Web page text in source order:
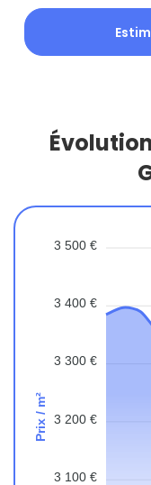
3 500 €
3 400 €
3 300 €
3 200 €
3 100 €
Prix / m²